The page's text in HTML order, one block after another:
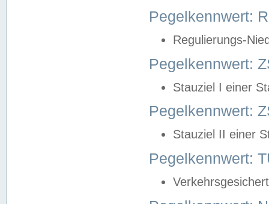
Pegelkennwert:
Regulierungs-
Pegelkennwert:
Stauziel I einer
Pegelkennwert:
Stauziel II einer
Pegelkennwert: